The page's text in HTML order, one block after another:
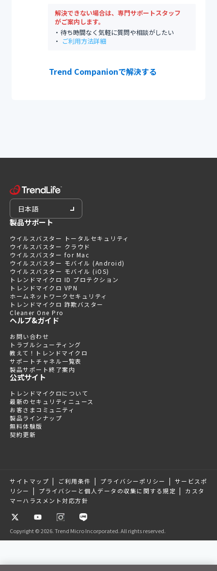
解決できない場合は、専門サポートスタッフ
がご案内します。
待ち時間なく気軽に質問や相談がしたい
ご利用方法詳細
Trend Companionで解決する
日本語
製品サポート
ウイルスバスター トータルセキュリティ
ウイルスバスター クラウド
ウイルスバスター for Mac
ウイルスバスター モバイル (Android)
ウイルスバスター モバイル (iOS)
トレンドマイクロ ID プロテクション
トレンドマイクロ VPN
ホームネットワークセキュリティ
トレンドマイクロ 詐欺バスター
Cleaner One Pro
ヘルプ&ガイド
お問い合わせ
トラブルシューティング
教えて！トレンドマイクロ
サポートチャネル一覧表
製品サポート終了案内
公式サイト
トレンドマイクロについて
最新のセキュリティニュース
お客さまコミュニティ
製品ラインナップ
無料体験版
契約更新
サイトマップ | ご利用条件 | プライバシーポリシー | サービスポ
リシー | プライバシーと個人データの収集に関する規定 |
カスタ
マーハラスメント対応方針
Copyright © 2026. Trend Micro Incorporated. All rights reserved.